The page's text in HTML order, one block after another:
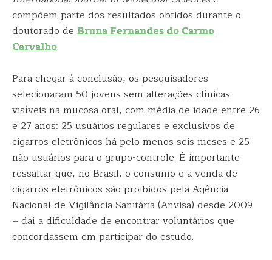
compõem parte dos resultados obtidos durante o
doutorado de Bruna Fernandes do Carmo
Carvalho.
Para chegar à conclusão, os pesquisadores
selecionaram 50 jovens sem alterações clínicas
visíveis na mucosa oral, com média de idade entre 26
e 27 anos: 25 usuários regulares e exclusivos de
cigarros eletrônicos há pelo menos seis meses e 25
não usuários para o grupo-controle. É importante
ressaltar que, no Brasil, o consumo e a venda de
cigarros eletrônicos são proibidos pela Agência
Nacional de Vigilância Sanitária (Anvisa) desde 2009
– daí a dificuldade de encontrar voluntários que
concordassem em participar do estudo.